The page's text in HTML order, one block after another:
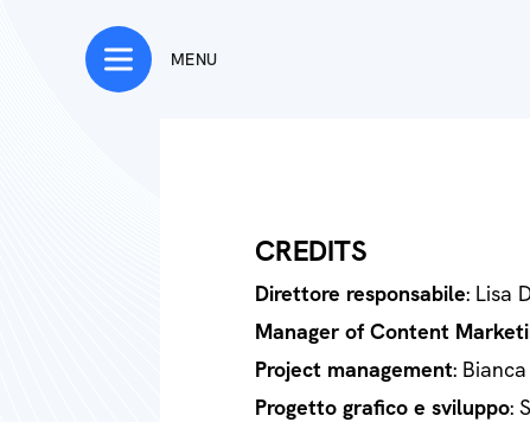
MENU
CREDITS
Direttore responsabile: Lisa
Manager of Content
Project management:
Progetto grafico e sviluppo: